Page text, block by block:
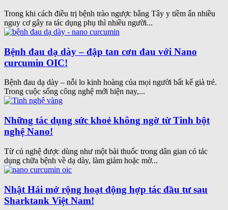
Trong khi cách điều trị bệnh trào ngược bằng Tây y tiềm ẩn nhiều
nguy cơ gây ra tác dụng phụ thì nhiều người...
Bệnh đau dạ dày – đập tan cơn đau với Nano
curcumin OIC!
Bệnh đau dạ dày – nỗi lo kinh hoàng của mọi người bất kể già trẻ.
Trong cuộc sống công nghệ mới hiện nay,...
Những tác dụng sức khoẻ không ngờ từ Tinh bột
nghệ Nano!
Từ củ nghệ được dùng như một bài thuốc trong dân gian có tác
dụng chữa bệnh về dạ dày, làm giảm hoặc mờ...
Nhật Hải mở rộng hoạt động hợp tác đầu tư sau
Sharktank Việt Nam!